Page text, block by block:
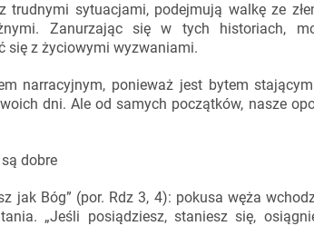
trudnymi sytuacjami, podejmują walkę ze
Zanurzając się w tych historiach,
się z życiowymi wyzwaniami.
narracyjnym, ponieważ jest bytem
dni. Ale od samych początków, nasze
dobre
jak Bóg” (por. Rdz 3, 4): pokusa węża
„Jeśli posiądziesz, staniesz się,